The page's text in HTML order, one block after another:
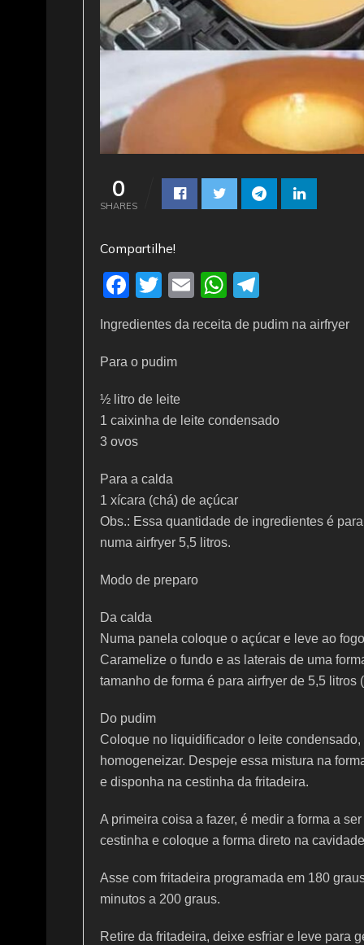
0
SHARES
Compartilhe!
F
a
c
e
b
o
o
T
w
itt
er
E
ai
W
h
at
p
el
e
m
Ingredientes da receita de pudim na airfryer
Para o pudim
½ litro de leite
1 caixinha de leite condensado
3 ovos
Para a calda
1 xícara (chá) de açúcar
Obs.: Essa quantidade de ingredientes é
numa airfryer 5,5 litros.
Modo de preparo
Da calda
Numa panela coloque o açúcar e leve ao
Caramelize o fundo e as laterais de uma
tamanho de forma é para airfryer de 5,5 litros
Do pudim
Coloque no liquidificador o leite
homogeneizar. Despeje essa mistura na
e disponha na cestinha da fritadeira.
A primeira coisa a fazer, é medir a forma a
cestinha e coloque a forma direto na
Asse com fritadeira programada em 180
minutos a 200 graus.
Retire da fritadeira, deixe esfriar e leve para